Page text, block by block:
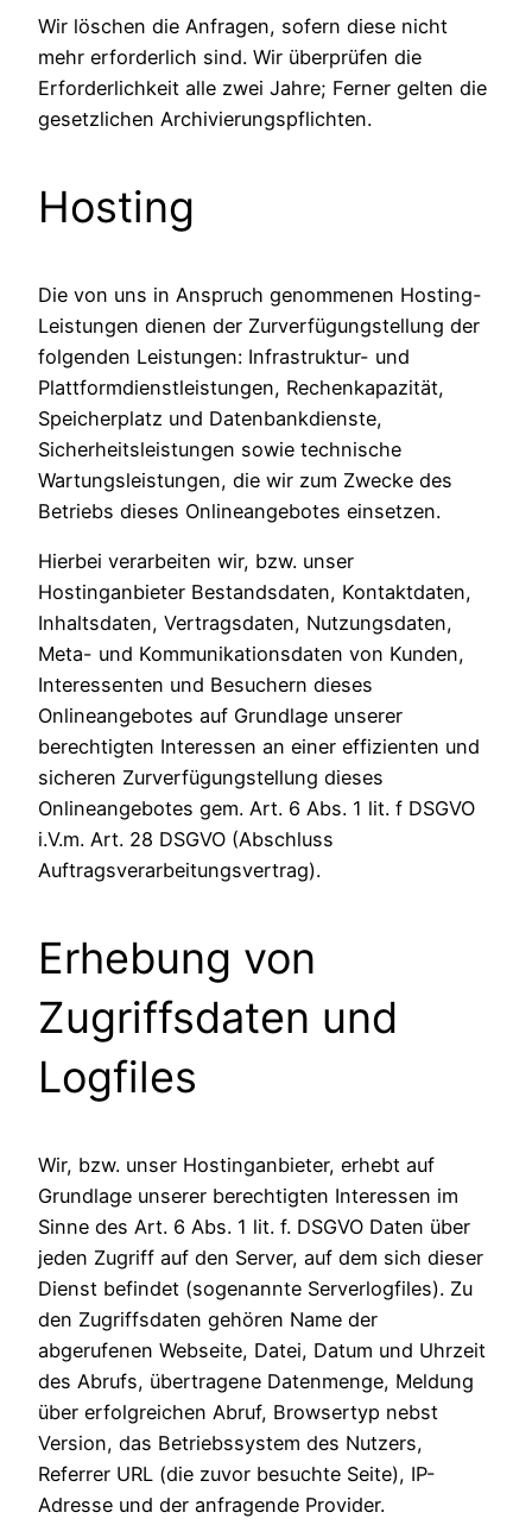
Wir löschen die Anfragen, sofern diese nicht
mehr erforderlich sind. Wir überprüfen die
Erforderlichkeit alle zwei Jahre; Ferner gelten die
gesetzlichen Archivierungspflichten.
Hosting
Die von uns in Anspruch genommenen Hosting-
Leistungen dienen der Zurverfügungstellung der
folgenden Leistungen: Infrastruktur- und
Plattformdienstleistungen, Rechenkapazität,
Speicherplatz und Datenbankdienste,
Sicherheitsleistungen sowie technische
Wartungsleistungen, die wir zum Zwecke des
Betriebs dieses Onlineangebotes einsetzen.
Hierbei verarbeiten wir, bzw. unser
Hostinganbieter Bestandsdaten, Kontaktdaten,
Inhaltsdaten, Vertragsdaten, Nutzungsdaten,
Meta- und Kommunikationsdaten von Kunden,
Interessenten und Besuchern dieses
Onlineangebotes auf Grundlage unserer
berechtigten Interessen an einer effizienten und
sicheren Zurverfügungstellung dieses
Onlineangebotes gem. Art. 6 Abs. 1 lit. f DSGVO
i.V.m. Art. 28 DSGVO (Abschluss
Auftragsverarbeitungsvertrag).
Erhebung von
Zugriffsdaten und
Logfiles
Wir, bzw. unser Hostinganbieter, erhebt auf
Grundlage unserer berechtigten Interessen im
Sinne des Art. 6 Abs. 1 lit. f. DSGVO Daten über
jeden Zugriff auf den Server, auf dem sich dieser
Dienst befindet (sogenannte Serverlogfiles). Zu
den Zugriffsdaten gehören Name der
abgerufenen Webseite, Datei, Datum und Uhrzeit
des Abrufs, übertragene Datenmenge, Meldung
über erfolgreichen Abruf, Browsertyp nebst
Version, das Betriebssystem des Nutzers,
Referrer URL (die zuvor besuchte Seite), IP-
Adresse und der anfragende Provider.